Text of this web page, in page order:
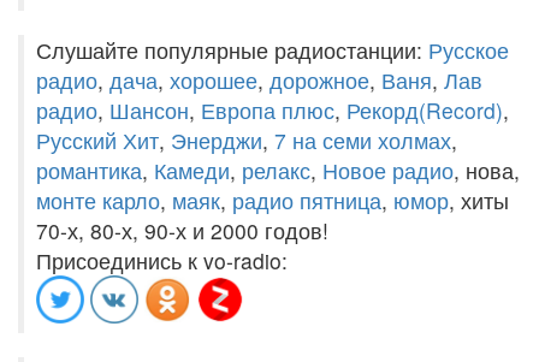
Слушайте популярные радиостанции: Русское
радио, дача, хорошее, дорожное, Ваня, Лав
радио, Шансон, Европа плюс, Рекорд(Record),
Русский Хит, Энерджи, 7 на семи холмах,
романтика, Камеди, релакс, Новое радио, нова,
монте карло, маяк, радио пятница, юмор, хиты
70-х, 80-х, 90-х и 2000 годов!
Присоединись к vo-radio: